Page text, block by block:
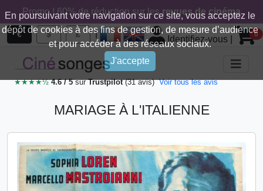
En poursuivant votre navigation sur ce site, vous acceptez le
dépôt de cookies à des fins de gestion, de mesure d’audience
et pour accéder à des réseaux sociaux.
J'accepte
Promo ! 60% de réduction sur lesrevues de cinéma
€ $ £ |
Identifiez-vous 0
★★★★½4.6 / 5surTrustpilot(31 avis) Voir tous les avis
MARIAGE À L'ITALIENNE